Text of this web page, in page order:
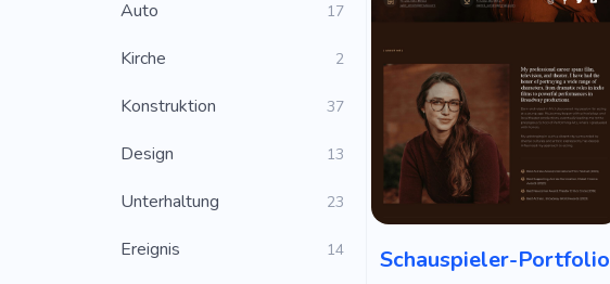
Auto 17
Kirche 2
Konstruktion 37
Design 13
Unterhaltung 23
Ereignis 14 Schauspieler-Portfolio